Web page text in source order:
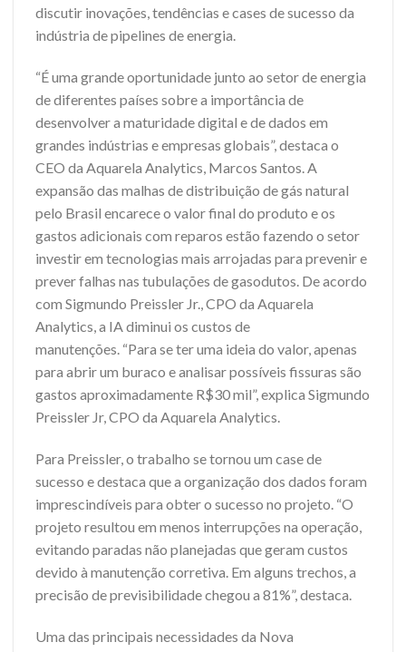
discutir inovações, tendências e cases de sucesso da
indústria de pipelines de energia.
“É uma grande oportunidade junto ao setor de energia
de diferentes países sobre a importância de
desenvolver a maturidade digital e de dados em
grandes indústrias e empresas globais”, destaca o
CEO da Aquarela Analytics, Marcos Santos. A
expansão das malhas de distribuição de gás natural
pelo Brasil encarece o valor final do produto e os
gastos adicionais com reparos estão fazendo o setor
investir em tecnologias mais arrojadas para prevenir e
prever falhas nas tubulações de gasodutos. De acordo
com Sigmundo Preissler Jr., CPO da Aquarela
Analytics, a IA diminui os custos de
manutenções. “Para se ter uma ideia do valor, apenas
para abrir um buraco e analisar possíveis fissuras são
gastos aproximadamente R$30 mil”, explica Sigmundo
Preissler Jr, CPO da Aquarela Analytics.
Para Preissler, o trabalho se tornou um case de
sucesso e destaca que a organização dos dados foram
imprescindíveis para obter o sucesso no projeto. “O
projeto resultou em menos interrupções na operação,
evitando paradas não planejadas que geram custos
devido à manutenção corretiva. Em alguns trechos, a
precisão de previsibilidade chegou a 81%”, destaca.
Uma das principais necessidades da Nova